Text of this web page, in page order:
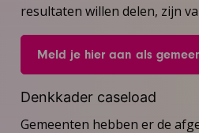
resultaten willen delen, zijn
Meld je hier aan als
Denkkader caseload
Gemeenten hebben er de